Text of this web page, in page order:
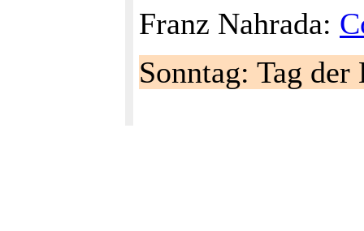
Franz Nahrada:
Sonntag: Tag der